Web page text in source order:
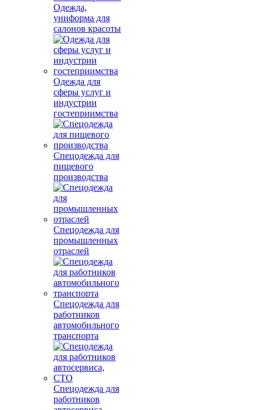
Одежда,
униформа для
салонов красоты
Одежда для
сферы услуг и
индустрии
гостеприимства
Спецодежда для
пищевого
производства
Спецодежда для
промышленных
отраслей
Спецодежда для
работников
автомобильного
транспорта
Спецодежда для
работников